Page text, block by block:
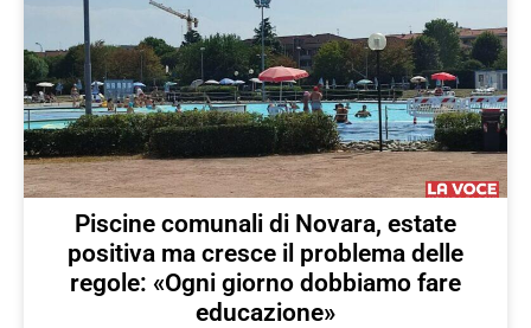
Piscine comunali di Novara, estate
positiva ma cresce il problema delle
regole: «Ogni giorno dobbiamo fare
educazione»